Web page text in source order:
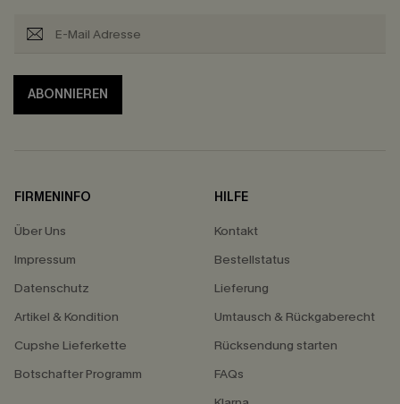
ABONNIEREN
FIRMENINFO
Über Uns
Impressum
Datenschutz
Artikel & Kondition
Cupshe Lieferkette
Botschafter Programm
HILFE
Kontakt
Bestellstatus
Lieferung
Umtausch & Rückgaberecht
Rücksendung starten
FAQs